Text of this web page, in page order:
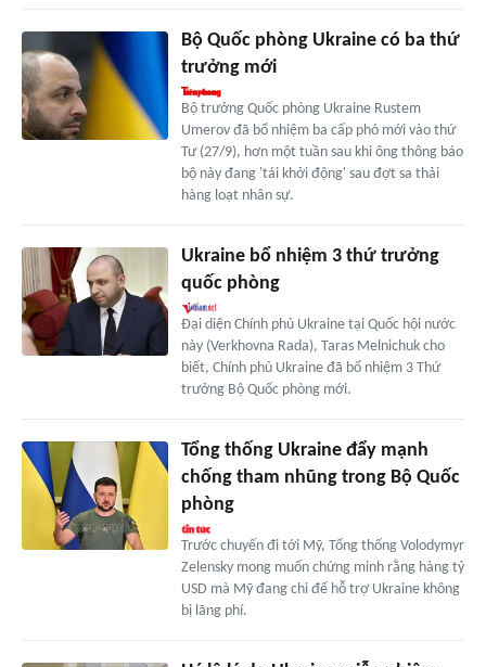
Bộ Quốc phòng Ukraine có ba thứ
trưởng mới
Bộ trưởng Quốc phòng Ukraine Rustem
Umerov đã bổ nhiệm ba cấp phó mới vào thứ
Tư (27/9), hơn một tuần sau khi ông thông báo
bộ này đang 'tái khởi động' sau đợt sa thải
hàng loạt nhân sự.
Ukraine bổ nhiệm 3 thứ trưởng
quốc phòng
Đại diện Chính phủ Ukraine tại Quốc hội nước
này (Verkhovna Rada), Taras Melnichuk cho
biết, Chính phủ Ukraine đã bổ nhiệm 3 Thứ
trưởng Bộ Quốc phòng mới.
Tổng thống Ukraine đẩy mạnh
chống tham nhũng trong Bộ Quốc
phòng
Trước chuyến đi tới Mỹ, Tổng thống Volodymyr
Zelensky mong muốn chứng minh rằng hàng tỷ
USD mà Mỹ đang chi để hỗ trợ Ukraine không
bị lãng phí.